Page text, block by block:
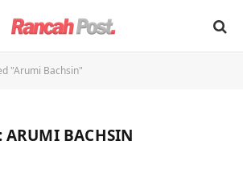
"Arumi Bachsin"
ARUMI BACHSIN